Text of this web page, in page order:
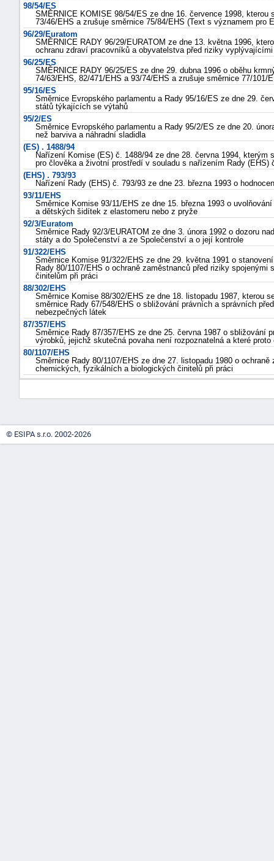
98/54/ES
SMĚRNICE KOMISE 98/54/ES ze dne 16. července 1998,
73/46/EHS a zrušuje směrnice 75/84/EHS (Text s významem pro
96/29/Euratom
SMĚRNICE RADY 96/29/EURATOM ze dne 13. května 1996,
ochranu zdraví pracovníků a obyvatelstva před riziky
96/25/ES
SMĚRNICE RADY 96/25/ES ze dne 29. dubna 1996 o oběhu
74/63/EHS, 82/471/EHS a 93/74/EHS a zrušuje směrnice 77/101/
95/16/ES
Směrnice Evropského parlamentu a Rady 95/16/ES ze dne 29.
států týkajících se výtahů
95/2/ES
Směrnice Evropského parlamentu a Rady 95/2/ES ze dne 20.
než barviva a náhradní sladidla
(ES) . 1488/94
Nařízení Komise (ES) č. 1488/94 ze dne 28. června 1994,
pro člověka a životní prostředí v souladu s nařízením Rady (EHS)
(EHS) . 793/93
Nařízení Rady (EHS) č. 793/93 ze dne 23. března 1993 o
93/11/EHS
Směrnice Komise 93/11/EHS ze dne 15. března 1993 o
a dětských šidítek z elastomeru nebo z pryže
92/3/Euratom
Směrnice Rady 92/3/EURATOM ze dne 3. února 1992 o dozoru
státy a do Společenství a ze Společenství a o její kontrole
91/322/EHS
Směrnice Komise 91/322/EHS ze dne 29. května 1991 o
Rady 80/1107/EHS o ochraně zaměstnanců před riziky
činitelům při práci
88/302/EHS
Směrnice Komise 88/302/EHS ze dne 18. listopadu 1987, kterou
směrnice Rady 67/548/EHS o sbližování právních a správních
nebezpečných látek
87/357/EHS
Směrnice Rady 87/357/EHS ze dne 25. června 1987 o
výrobků, jejichž skutečná povaha není rozpoznatelná a které
80/1107/EHS
Směrnice Rady 80/1107/EHS ze dne 27. listopadu 1980 o
chemických, fyzikálních a biologických činitelů při práci
© ESIPA s.r.o. 2002-2026